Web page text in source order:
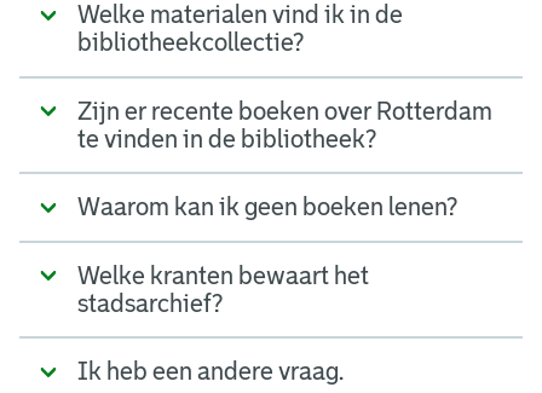
Welke materialen vind ik in de
bibliotheekcollectie?
Zijn er recente boeken over Rotterdam
te vinden in de bibliotheek?
Waarom kan ik geen boeken lenen?
Welke kranten bewaart het
stadsarchief?
Ik heb een andere vraag.